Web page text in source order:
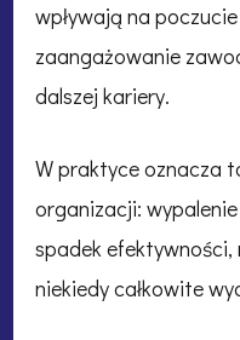
wpływają na
zaangażowanie
dalszej kariery.
W praktyce oznacza
organizacji:
spadek efektywności,
niekiedy całkowite